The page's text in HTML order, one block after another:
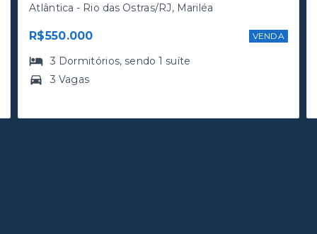
Atlântica - Rio das Ostras/RJ, Mariléa
R$550.000 VENDA
3 Dormitórios, sendo1 suíte
3 Vagas